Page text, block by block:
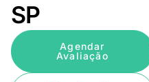
SP
Agendar
Avaliação